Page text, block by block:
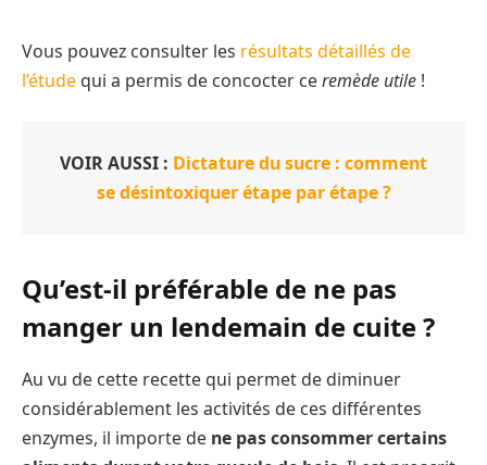
Vous pouvez consulter les résultats détaillés de
l’étude qui a permis de concocter ceremède utile !
VOIR AUSSI : Dictature du sucre : comment
se désintoxiquer étape par étape ?
Qu’est-il préférable de ne pas
manger un lendemain de cuite ?
Au vu de cette recette qui permet de diminuer
considérablement les activités de ces différentes
enzymes, il importe de ne pas consommer certains